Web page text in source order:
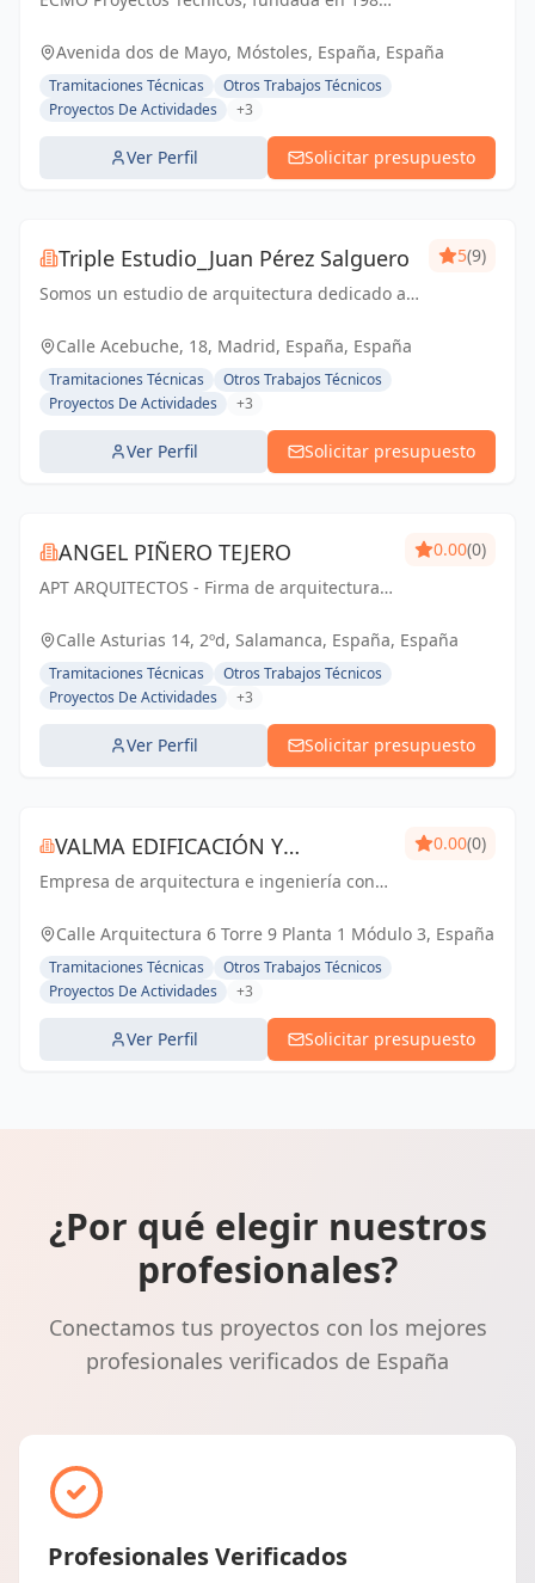
experiencia en la elaboración y tramitación
de proyectos de ingeniería, tanto
industriales,...
Avenida dos de Mayo, Móstoles, España, España
Tramitaciones Técnicas
Otros Trabajos Técnicos
Proyectos De Actividades
+3
Ver Perfil Solicitar presupuesto
Triple Estudio_Juan Pérez Salguero
Somos un estudio de arquitectura dedicado a
equipo propia para reformas integrales
5(9)
Calle Acebuche, 18, Madrid, España, España
Tramitaciones Técnicas
Otros Trabajos Técnicos
Proyectos De Actividades
+3
Ver Perfil Solicitar presupuesto
ANGEL PIÑERO TEJERO
APT ARQUITECTOS - Firma de arquitectura
0.00(0)
Calle Asturias 14, 2ºd, Salamanca, España, España
Tramitaciones Técnicas
Otros Trabajos Técnicos
Proyectos De Actividades
+3
Ver Perfil Solicitar presupuesto
VALMA EDIFICACIÓN Y
PERITACIONES SL
Empresa de arquitectura e ingeniería con
dirección y gestión de obras, redacción de
proyectos y redacción de informes
periciales.
0.00(0)
Calle Arquitectura 6 Torre 9 Planta 1 Módulo 3, España
Tramitaciones Técnicas
Otros Trabajos Técnicos
Proyectos De Actividades
+3
Ver Perfil Solicitar presupuesto
¿Por qué elegir nuestros
profesionales?
Conectamos tus proyectos con los mejores
profesionales verificados de España
Profesionales Verificados